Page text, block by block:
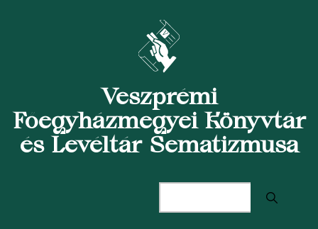
Veszprémi
Főegyházmegyei Könyvtár
és Levéltár Sematizmusa